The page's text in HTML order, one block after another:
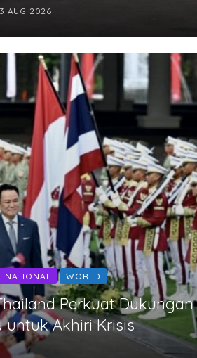
3 AUG 2026
NATIONAL WORLD
Perkuat Dukungan
untuk Akhiri Krisis